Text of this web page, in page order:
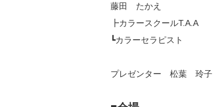
藤田 たかえ
┣カラースクールT.A.A
┗カラーセラピスト
プレゼンター 松葉 玲子